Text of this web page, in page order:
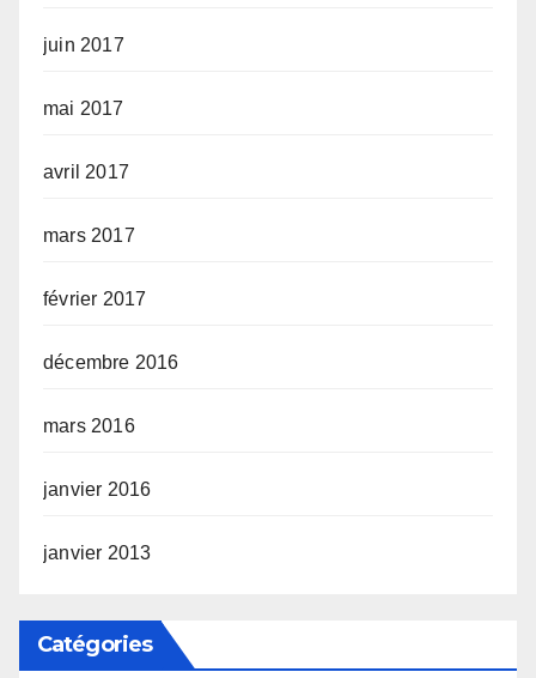
juin 2017
mai 2017
avril 2017
mars 2017
février 2017
décembre 2016
mars 2016
janvier 2016
janvier 2013
Catégories